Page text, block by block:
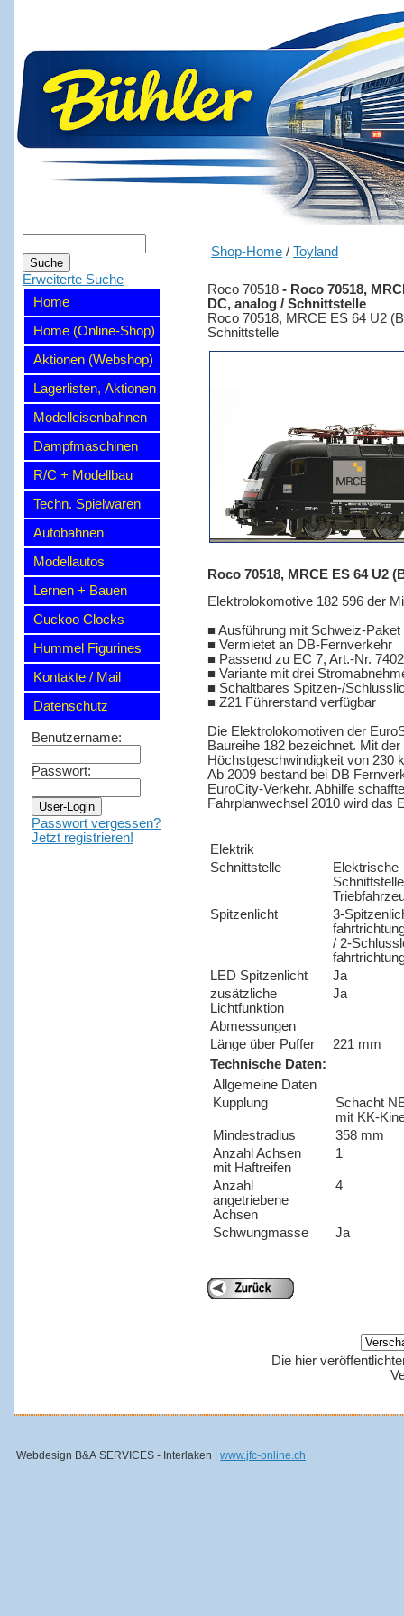
Erweiterte Suche
Home
Home (Online-Shop)
Aktionen (Webshop)
Lagerlisten, Aktionen
Modelleisenbahnen
Dampfmaschinen
R/C + Modellbau
Techn. Spielwaren
Autobahnen
Modellautos
Lernen + Bauen
Cuckoo Clocks
Hummel Figurines
Kontakte / Mail
Datenschutz
Benutzername:
Passwort:
Passwort vergessen?
Jetzt registrieren!
Shop-Home / Toyland
Roco 70518 - Roco 70518,
DC, analog / Schnittstelle
Roco 70518, MRCE ES 64 U2
Schnittstelle
Roco 70518, MRCE ES 64 U2
Elektrolokomotive 182 596 der
■ Ausführung mit Schweiz-Paket
■ Vermietet an DB-Fernverkehr
■ Passend zu EC 7, Art.-Nr.
■ Variante mit drei
■ Schaltbares Spitzen-/
■ Z21 Führerstand verfügbar
Die Elektrolokomotiven der
Baureihe 182 bezeichnet. Mit
Höchstgeschwindigkeit von 230
Ab 2009 bestand bei DB
EuroCity-Verkehr. Abhilfe
Fahrplanwechsel 2010 wird das
Elektrik
Schnittstelle
Elektrische
Spitzenlicht
3-
/ 2-
LED Spitzenlicht
Ja
zusätzliche
Lichtfunktion
Ja
Abmessungen
Länge über Puffer
221 mm
Technische Daten:
Allgemeine Daten
Kupplung
Schacht
mit KK-
Mindestradius
358 mm
Anzahl Achsen
mit Haftreifen
1
Anzahl
angetriebene
Achsen
4
Schwungmasse Ja
Die hier
Webdesign B&A SERVICES - Interlaken | www.jfc-online.ch